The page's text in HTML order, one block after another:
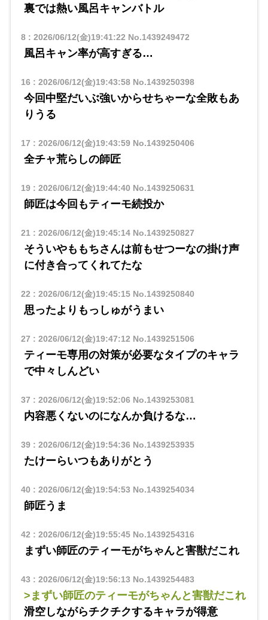
裏では熱い風呂キャンバトル
8: 2026/06/12(金)19:41:22 No.1439249472
風呂キャン率が高すぎる…
16 : 2026/06/12(金)19:43:58No.1439250398
今回中堅だいぶ強いからせちゃーな全敗もあ
りうる
17 : 2026/06/12(金)19:43:59No.1439250406
全チャ荒らしの師匠
19: 2026/06/12(金)19:44:40 No.1439250631
師匠は今回もティーモ続投か
21 : 2026/06/12(金)19:45:14No.1439250827
そういやももちさんは前もせつーなの掛け声
に付き合ってくれてたな
22 : 2026/06/12(金)19:45:15No.1439250840
思ったよりもっしゅがうまい
27 : 2026/06/12(金)19:47:12 No.1439251506
ティーモ専用の対策が必要なタイプのキャラ
で中々しんどい
37 : 2026/06/12(金)19:52:06 No.1439253081
内容悪くないのになんか負けるな…
39: 2026/06/12(金)19:54:36 No.1439253935
たけーらいつもありがとう
40 : 2026/06/12(金)19:54:53 No.1439254034
師匠うま
42 : 2026/06/12(金)19:55:45No.1439254316
まずい師匠のティーモがちゃんと害獣だこれ
43 : 2026/06/12(金)19:56:13 No.1439254483
>まずい師匠のティーモがちゃんと害獣だこれ
滑空しながらチクチクするキャラが得意